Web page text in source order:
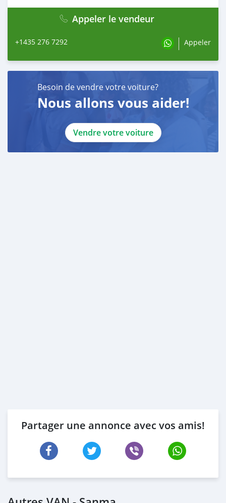
Appeler le vendeur
+1435 276 7292 Appeler
Besoin de vendre votre voiture?
Nous allons vous aider!
Vendre votre voiture
Partager une annonce avec vos amis!